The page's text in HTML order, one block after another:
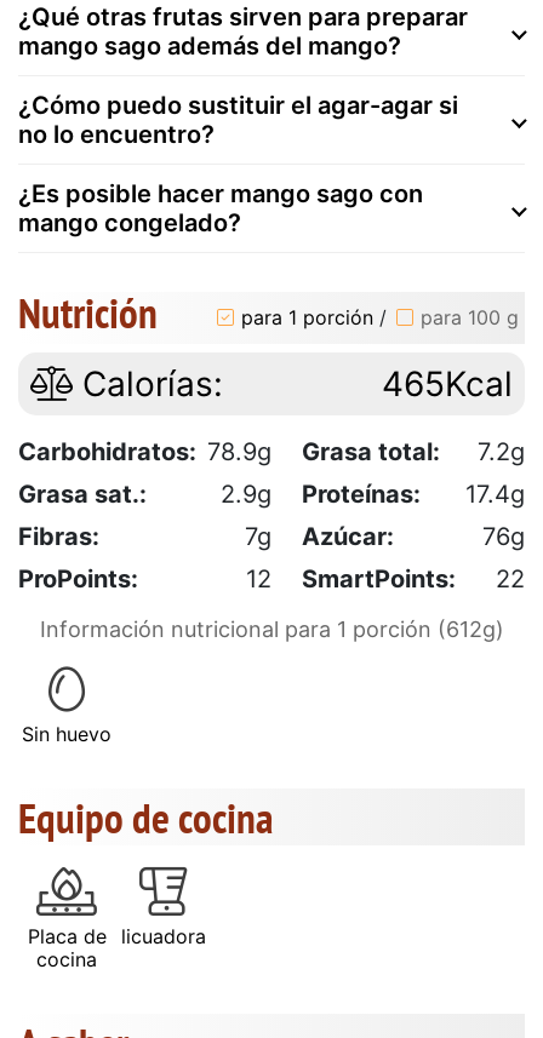
¿Qué otras frutas sirven para preparar
mango sago además del mango?
¿Cómo puedo sustituir el agar-agar si
no lo encuentro?
¿Es posible hacer mango sago con
mango congelado?
Nutrición para 1 porción / para 100 g
Calorías: 465Kcal
Carbohidratos: 78.9g Grasa total:
7.2g
Grasa sat.:
2.9g Proteínas:
17.4g
Fibras:
7g Azúcar:
76g
ProPoints:
12 SmartPoints: 22
Información nutricional para 1 porción (612g)
Sin huevo
Equipo de cocina
Placa de
cocina
licuadora